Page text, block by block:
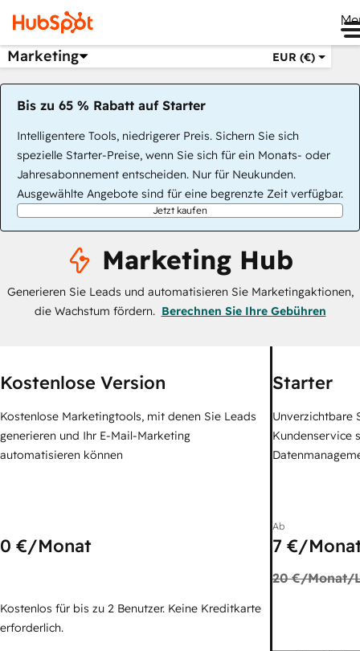
Marketing EUR (€)
Bis zu 65 % Rabatt auf Starter
Intelligentere Tools, niedrigerer Preis. Sichern Sie sich
spezielle Starter-Preise, wenn Sie sich für ein Monats- oder
Jahresabonnement entscheiden. Nur für Neukunden.
Ausgewählte Angebote sind für eine begrenzte Zeit verfügbar.
Jetzt kaufen
Marketing Hub
Generieren Sie Leads und automatisieren Sie Marketingaktionen,
die Wachstum fördern. Berechnen Sie Ihre Gebühren
Kostenlose Version
Kostenlose Marketingtools, mit denen Sie Leads
generieren und Ihr E-Mail-Marketing
automatisieren können
0 €/Monat
Kostenlos für bis zu 2 Benutzer. Keine Kreditkarte
erforderlich.
Starter
Unverzichtbare
Kundenservice
Ab
7 €/
20 €/Monat/